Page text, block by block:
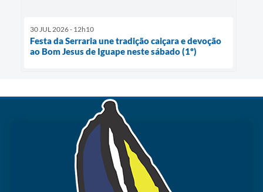
30 JUL 2026 - 12h10
Festa da Serraria une tradição caiçara e devoção
ao Bom Jesus de Iguape neste sábado (1º)